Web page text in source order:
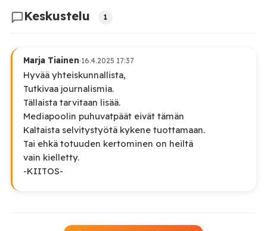
Keskustelu 1
Marja Tiainen·16.4.2025 17:37
Hyvää yhteiskunnallista,
Tutkivaa journalismia.
Tällaista tarvitaan lisää.
Mediapoolin puhuvatpäät eivät tämän
Kaltaista selvitystyötä kykene tuottamaan.
Tai ehkä totuuden kertominen on heiltä
vain kielletty.
-KIITOS-